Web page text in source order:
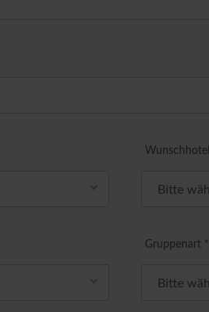
Wunschhotel
Gruppenart *